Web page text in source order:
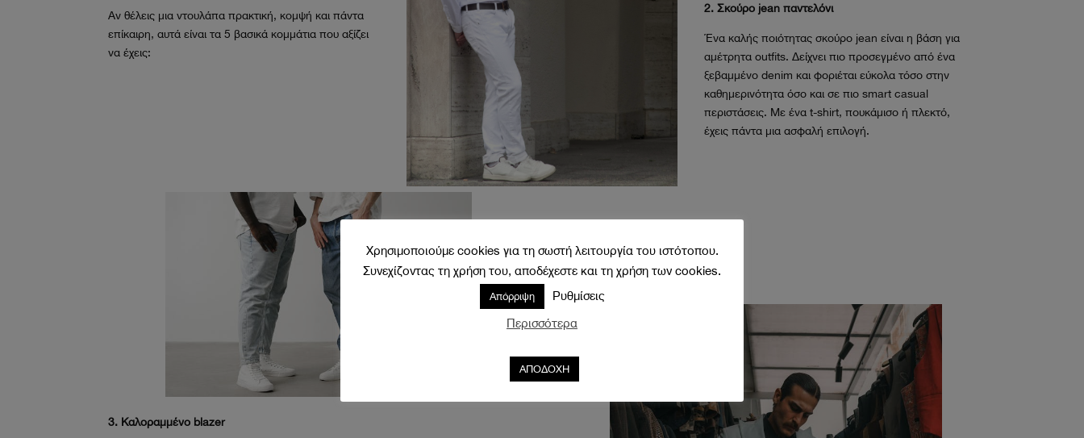
Αν θέλεις μια ντουλάπα πρακτική, κομψή και πάντα
επίκαιρη, αυτά είναι τα 5 βασικά κομμάτια που αξίζει
να έχεις:
2. Σκούρο jean παντελόνι
Ένα καλής ποιότητας σκούρο jean είναι η βάση για
αμέτρητα outfits. Δείχνει πιο προσεγμένο από ένα
ξεβαμμένο denim και φοριέται εύκολα τόσο στην
καθημερινότητα όσο και σε πιο smart casual
περιστάσεις. Με ένα t-shirt, πουκάμισο ή πλεκτό,
έχεις πάντα μια ασφαλή επιλογή.
3. Καλοραμμένο blazer
Χρησιμοποιούμε cookies για τη σωστή λειτουργία του ιστότοπου.
Συνεχίζοντας τη χρήση του, αποδέχεστε και τη χρήση των cookies.
Απόρριψη Ρυθμίσεις
Περισσότερα
ΑΠΟΔΟΧΗ